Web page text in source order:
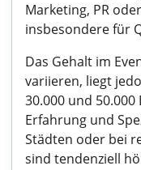
Marketing, PR
insbesondere für
Das Gehalt im
variieren, liegt
30.000 und
Erfahrung und
Städten oder bei
sind tendenziell